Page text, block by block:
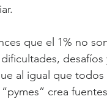
que el 1% no
desafíos
al igual que
crea